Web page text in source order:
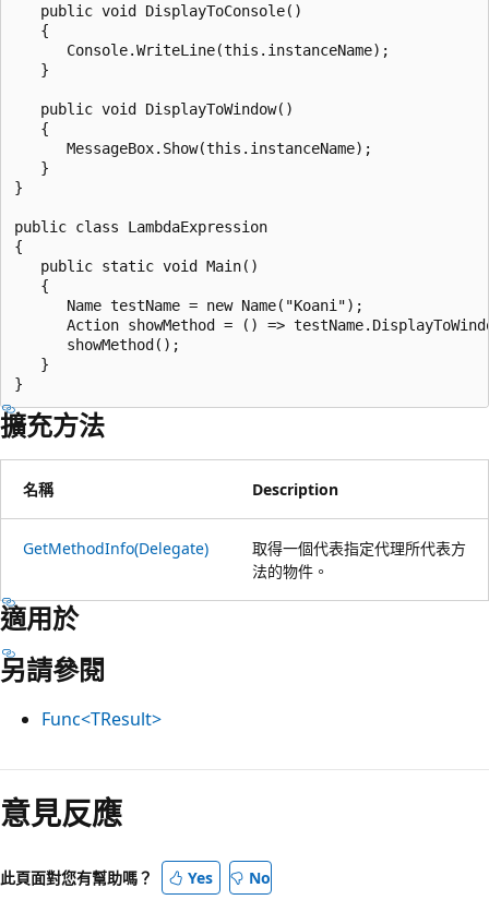
   public void DisplayToConsole()
   {
      Console.WriteLine(this.instanceName);
   }
   public void DisplayToWindow()
   {
      MessageBox.Show(this.instanceName);
   }
}
public class LambdaExpression
{
   public static void Main()
   {
      Name testName = new Name("Koani");
Action showMethod = () =>
      showMethod();
   }
擴充方法
名稱 Description
GetMethodInfo(Delegate)
取得一個代表指定代理所代表方
法的物件。
適用於
另請參閱
Func<TResult>
意見反應
此頁面對您有幫助嗎？ Yes No